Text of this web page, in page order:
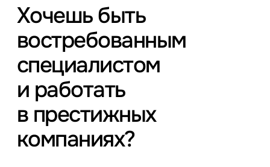
Хочешь быть
востребованным
специалистом
и работать
в престижных
компаниях?